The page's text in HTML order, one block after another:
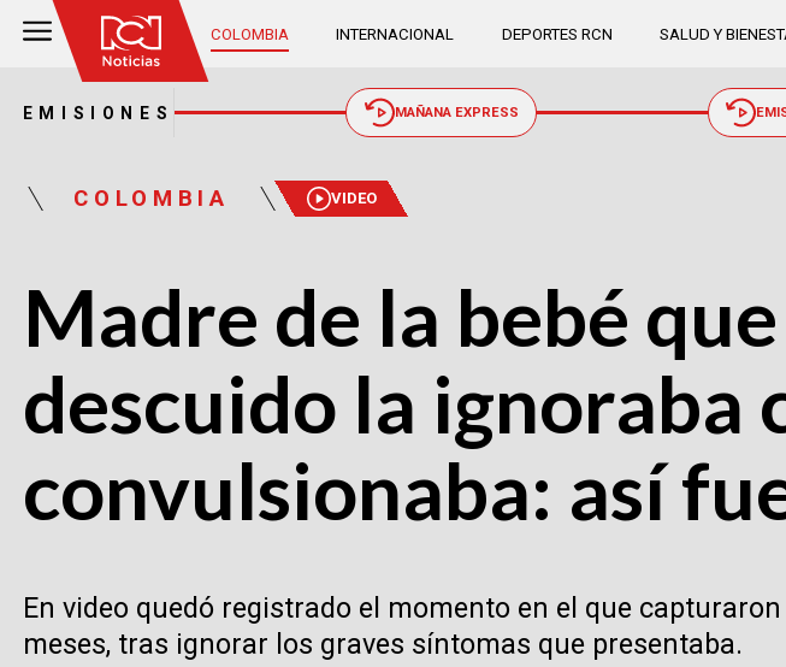
COLOMBIA INTERNACIONAL DEPORTES RCN SALUD Y
EMISIONES MAÑANA EXPRESS
COLOMBIA VIDEO
Madre de la bebé
descuido la ignoraba
convulsionaba: así
En video quedó registrado el momento en el que
meses, tras ignorar los graves síntomas que presentaba.